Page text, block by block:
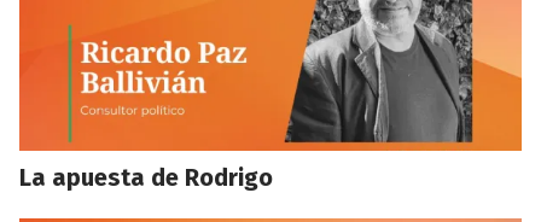
La apuesta de Rodrigo